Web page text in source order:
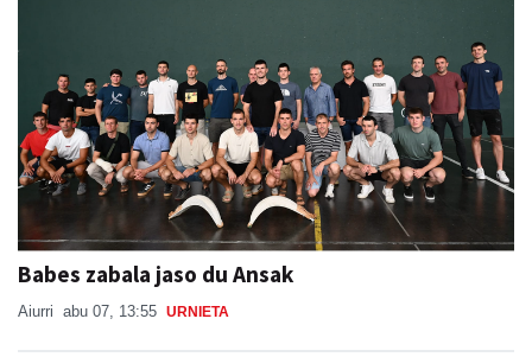
Babes zabala jaso du Ansak
Aiurri abu 07, 13:55 URNIETA